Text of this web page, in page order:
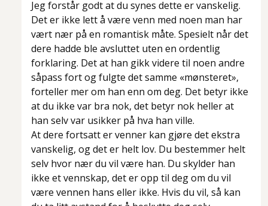
Jeg forstår godt at du synes dette er vanskelig.
Det er ikke lett å være venn med noen man har
vært nær på en romantisk måte. Spesielt når det
dere hadde ble avsluttet uten en ordentlig
forklaring. Det at han gikk videre til noen andre
såpass fort og fulgte det samme «mønsteret»,
forteller mer om han enn om deg. Det betyr ikke
at du ikke var bra nok, det betyr nok heller at
han selv var usikker på hva han ville.
At dere fortsatt er venner kan gjøre det ekstra
vanskelig, og det er helt lov. Du bestemmer helt
selv hvor nær du vil være han. Du skylder han
ikke et vennskap, det er opp til deg om du vil
være vennen hans eller ikke. Hvis du vil, så kan